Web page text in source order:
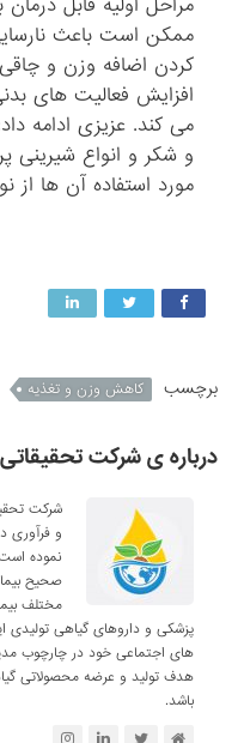
ممکن است باعث
کردن اضافه وزن و
افزایش فعالیت های
می کند. عزیزی ادامه
و شکر و انواع شیرینی
مورد استفاده آن ها از
برچسب کاهش وزن و تغذیه
درباره ی شرکت
و فرآوری
نموده
صحیح
مختلف
پزشکی و داروهای گیاهی
های اجتماعی خود در چارچوب
هدف تولید و عرضه محصولاتی
باشد.